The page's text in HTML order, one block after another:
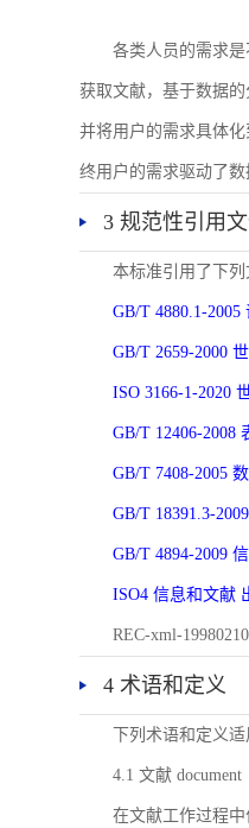
各类人员的需求
获取文献，基于数据
并将用户的需求具体
终用户的需求驱动了
3 规范性引用
本标准引用了下
GB/T 4880.1-
GB/T 2659-2000
ISO 3166-1-2020
GB/T 12406-2008
GB/T 7408-2005
GB/T 18391.3-
GB/T 4894-2009
ISO4 信息和文献
REC-xml-
4 术语和定义
下列术语和定义
4.1 文献 document
在文献工作过程